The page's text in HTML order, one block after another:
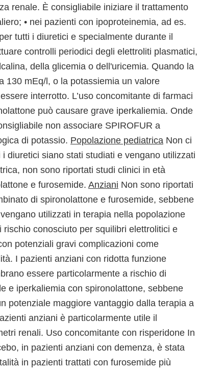
renale. È consigliabile iniziare il trattamento
• nei pazienti con ipoproteinemia, ad es.
tutti i diuretici e specialmente durante il
controlli periodici degli elettroliti plasmatici,
della glicemia o dell'uricemia. Quando la
130 mEq/l, o la potassiemia un valore
interrotto. L’uso concomitante di farmaci
può causare grave iperkaliemia. Onde
non associare SPIROFUR a
di potassio. Popolazione pediatrica Non ci
diuretici siano stati studiati e vengano utilizzati
non sono riportati studi clinici in età
e furosemide. Anziani Non sono riportati
di spironolattone e furosemide, sebbene
utilizzati in terapia nella popolazione
conosciuto per squilibri elettrolitici e
potenziali gravi complicazioni come
I pazienti anziani con ridotta funzione
essere particolarmente a rischio di
e iperkaliemia con spironolattone, sebbene
potenziale maggiore vantaggio dalla terapia a
anziani è particolarmente utile il
renali. Uso concomitante con risperidone In
in pazienti anziani con demenza, è stata
in pazienti trattati con furosemide più